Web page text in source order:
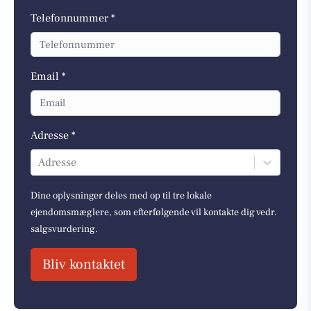
Telefonnummer *
Email *
Adresse *
Adresse
Dine oplysninger deles med op til tre lokale
ejendomsmæglere, som efterfølgende vil kontakte dig vedr.
salgsvurdering.
Bliv kontaktet